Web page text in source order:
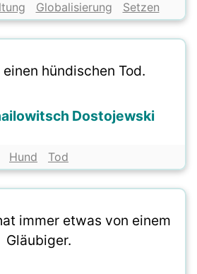
Globalisierung Setzen
hündischen Tod.
Dostojewski
Hund Tod
immer etwas von einem
Gläubiger.